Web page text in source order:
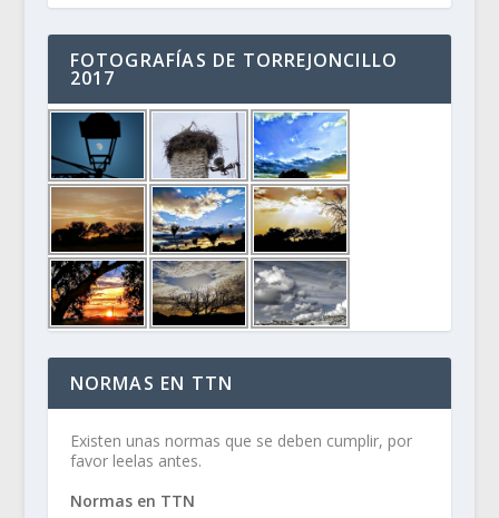
FOTOGRAFÍAS DE TORREJONCILLO
2017
NORMAS EN TTN
Existen unas normas que se deben cumplir, por
favor leelas antes.
Normas en TTN